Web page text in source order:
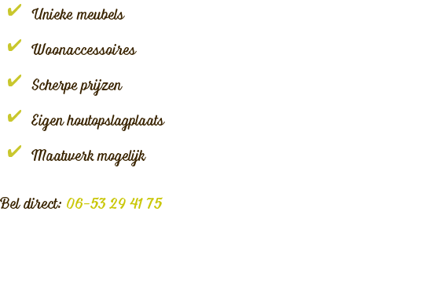
Unieke meubels
Woonaccessoires
Scherpe prijzen
Eigen houtopslagplaats
Maatwerk mogelijk
Bel direct: 06-53 29 41 75